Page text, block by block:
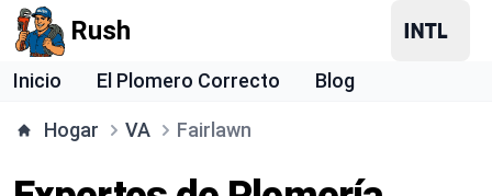
Rush
Inicio El Plomero Correcto Blog
Hogar VA Fairlawn